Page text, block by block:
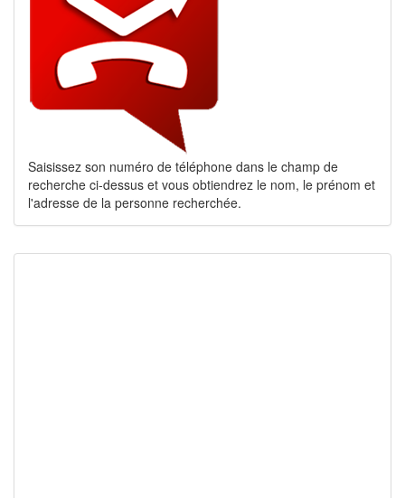
Saisissez son numéro de téléphone dans le champ de
recherche ci-dessus et vous obtiendrez le nom, le prénom et
l'adresse de la personne recherchée.